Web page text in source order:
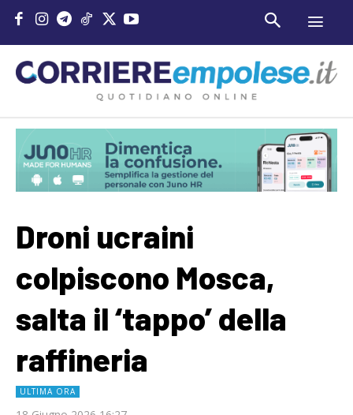
Droni ucraini
colpiscono Mosca,
salta il ‘tappo’ della
raffineria
ULTIMA ORA